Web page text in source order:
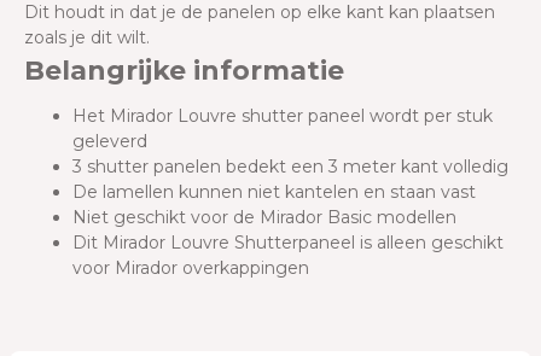
Dit houdt in dat je de panelen op elke kant kan plaatsen
zoals je dit wilt.
Belangrijke informatie
Het Mirador Louvre shutter paneel wordt per stuk
geleverd
3 shutter panelen bedekt een 3 meter kant volledig
De lamellen kunnen niet kantelen en staan vast
Niet geschikt voor de Mirador Basic modellen
Dit Mirador Louvre Shutterpaneel is alleen geschikt
voor Mirador overkappingen